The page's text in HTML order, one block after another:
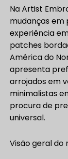
Na Artist
mudanças em
experiência
patches
América do
apresenta
arrojados em
minimalistas
procura de
universal.
Visão geral